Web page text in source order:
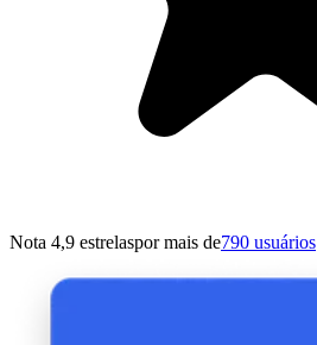
Nota 4,9 estrelaspor mais de790 usuários